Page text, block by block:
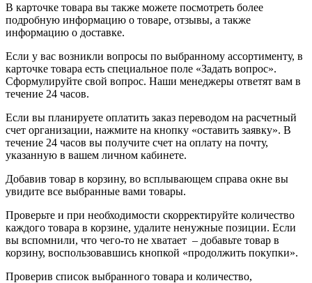
В карточке товара вы также можете посмотреть более
подробную информацию о товаре, отзывы, а также
информацию о доставке.
Если у вас возникли вопросы по выбранному ассортименту, в
карточке товара есть специальное поле «Задать вопрос».
Сформулируйте свой вопрос. Наши менеджеры ответят вам в
течение 24 часов.
Если вы планируете оплатить заказ переводом на расчетный
счет организации, нажмите на кнопку «оставить заявку». В
течение 24 часов вы получите счет на оплату на почту,
указанную в вашем личном кабинете.
Добавив товар в корзину, во всплывающем справа окне вы
увидите все выбранные вами товары.
Проверьте и при необходимости скорректируйте количество
каждого товара в корзине, удалите ненужные позиции. Если
вы вспомнили, что чего-то не хватает – добавьте товар в
корзину, воспользовавшись кнопкой «продолжить покупки».
Проверив список выбранного товара и количество,